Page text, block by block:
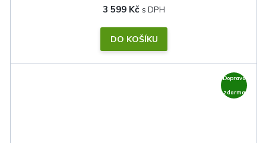
3 599 Kč
DO KOŠÍKU
Doprava
zdarma